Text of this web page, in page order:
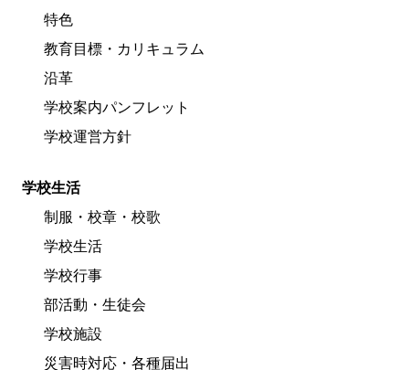
特色
教育目標・カリキュラム
沿革
学校案内パンフレット
学校運営方針
学校生活
制服・校章・校歌
学校生活
学校行事
部活動・生徒会
学校施設
災害時対応・各種届出